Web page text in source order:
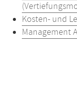
Kosten- und
Management